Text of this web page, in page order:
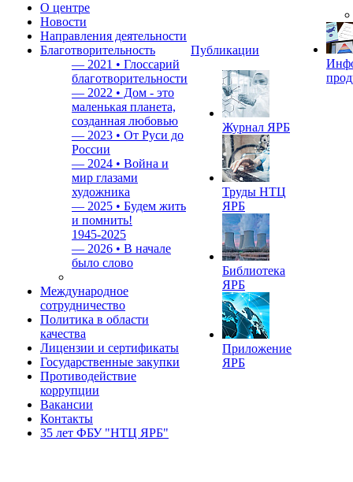
О центре
Новости
Направления деятельности
Благотворительность
— 2021 • Глоссарий
благотворительности
— 2022 • Дом - это
маленькая планета,
созданная любовью
— 2023 • От Руси до
России
— 2024 • Война и
мир глазами
художника
— 2025 • Будем жить
и помнить!
1945-2025
— 2026 • В начале
было слово
Международное
сотрудничество
Политика в области
качества
Лицензии и сертификаты
Государственные закупки
Противодействие
коррупции
Вакансии
Контакты
35 лет ФБУ "НТЦ ЯРБ"
Публикации
Журнал ЯРБ
Труды НТЦ
ЯРБ
Библиотека
ЯРБ
Приложение
ЯРБ